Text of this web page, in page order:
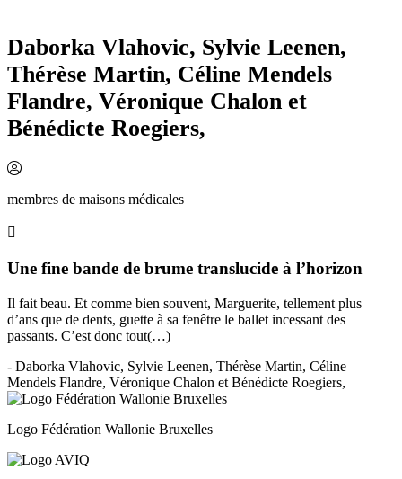
Daborka Vlahovic, Sylvie Leenen,
Thérèse Martin, Céline Mendels
Flandre, Véronique Chalon et
Bénédicte Roegiers,
membres de maisons médicales
Une fine bande de brume translucide à l’horizon
Il fait beau. Et comme bien souvent, Marguerite, tellement plus
d’ans que de dents, guette à sa fenêtre le ballet incessant des
passants. C’est donc tout(…)
- Daborka Vlahovic, Sylvie Leenen, Thérèse Martin, Céline
Mendels Flandre, Véronique Chalon et Bénédicte Roegiers,
Logo Fédération Wallonie Bruxelles